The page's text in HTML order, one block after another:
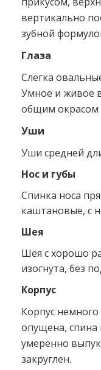
вертикально
зубной
Глаза
Слегка
Умное и живое
общим окрасом
Уши
Уши средней
Нос и губы
Спинка носа
каштановые, с
Шея
Шея с хорошо
изогнута, без
Корпус
Корпус
опущена, спина
умеренно
закруглен.